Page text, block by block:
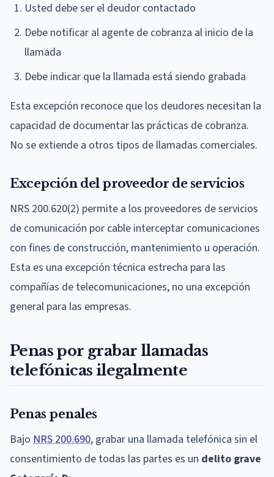
Usted debe ser el deudor contactado
Debe notificar al agente de cobranza al inicio de la
llamada
Debe indicar que la llamada está siendo grabada
Esta excepción reconoce que los deudores necesitan la
capacidad de documentar las prácticas de cobranza.
No se extiende a otros tipos de llamadas comerciales.
Excepción del proveedor de servicios
NRS 200.620(2) permite a los proveedores de servicios
de comunicación por cable interceptar comunicaciones
con fines de construcción, mantenimiento u operación.
Esta es una excepción técnica estrecha para las
compañías de telecomunicaciones, no una excepción
general para las empresas.
Penas por grabar llamadas
telefónicas ilegalmente
Penas penales
Bajo NRS 200.690, grabar una llamada telefónica sin el
consentimiento de todas las partes es un delito grave